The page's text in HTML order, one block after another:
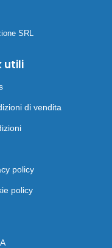
SRL
utili
di vendita
policy
policy